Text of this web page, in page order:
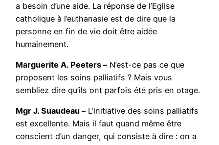
a besoin d’une aide. La réponse de l’Eglise
catholique à l’euthanasie est de dire que la
personne en fin de vie doit être aidée
humainement.
Marguerite A. Peeters –N’est-ce pas ce que
proposent les soins palliatifs ? Mais vous
sembliez dire qu’ils ont parfois été pris en otage.
Mgr J. Suaudeau –L’initiative des soins palliatifs
est excellente. Mais il faut quand même être
conscient d’un danger, qui consiste à dire : on a